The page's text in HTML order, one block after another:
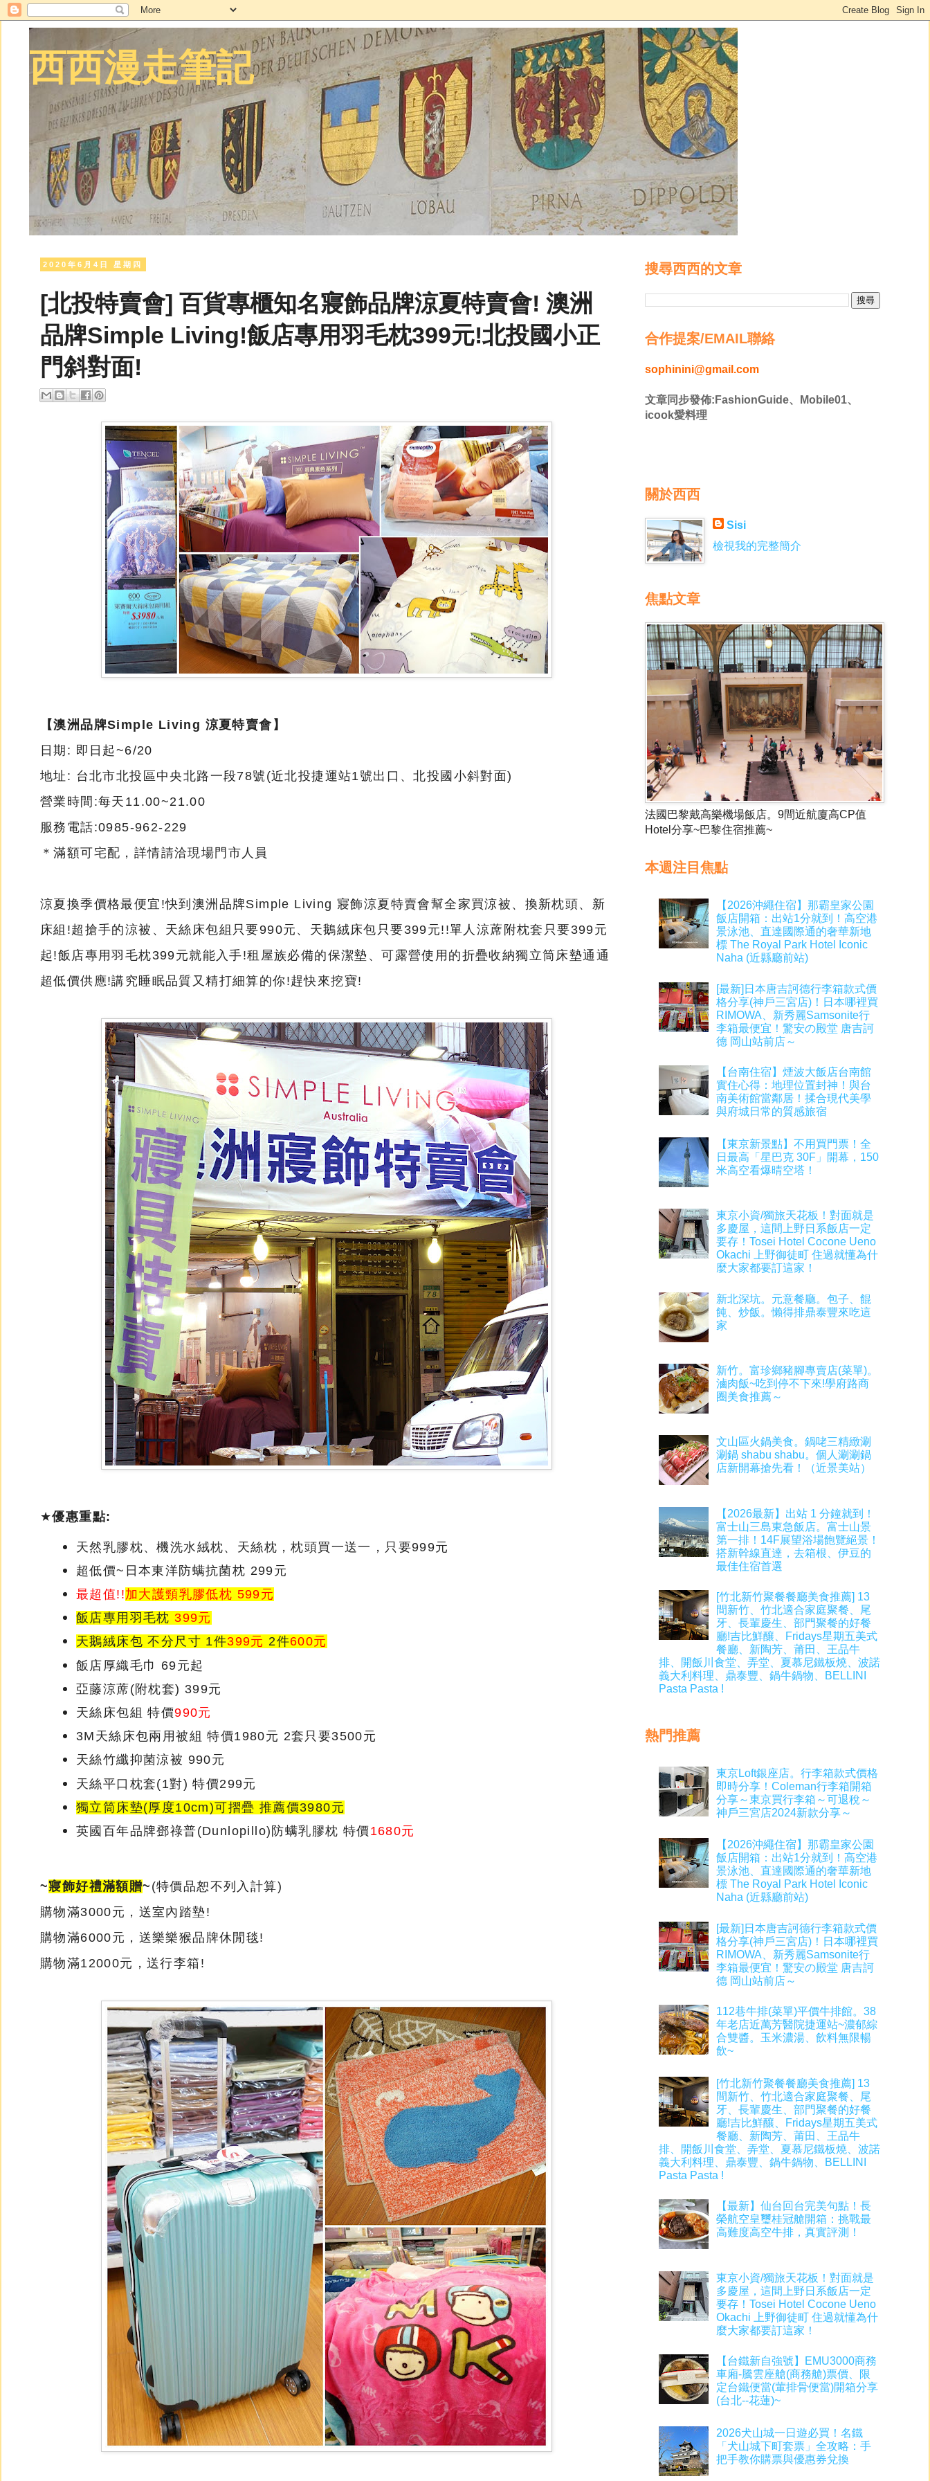
西西漫走筆記
2020年6月4日 星期四
[北投特賣會] 百貨專櫃知名寢飾品牌涼夏特賣會! 澳洲
品牌Simple Living!飯店專用羽毛枕399元!北投國小正
門斜對面!
【澳洲品牌Simple Living 涼夏特賣會】
日期: 即日起~6/20
地址: 台北市北投區中央北路一段78號(近北投捷運站1號出口、北投國小斜對面)
營業時間:每天11.00~21.00
服務電話:0985-962-229
＊滿額可宅配，詳情請洽現場門市人員
涼夏換季價格最便宜!快到澳洲品牌Simple Living 寢飾涼夏特賣會幫全家買涼被、換新枕頭、新
床組!超搶手的涼被、天絲床包組只要990元、天鵝絨床包只要399元!!單人涼蓆附枕套只要399元
起!飯店專用羽毛枕399元就能入手!租屋族必備的保潔墊、可露營使用的折疊收納獨立筒床墊通通
超低價供應!講究睡眠品質又精打細算的你!趕快來挖寶!
★優惠重點:
天然乳膠枕、機洗水絨枕、天絲枕，枕頭買一送一，只要999元
超低價~日本東洋防螨抗菌枕 299元
最超值!!加大護頸乳膠低枕 599元
飯店專用羽毛枕 399元
天鵝絨床包 不分尺寸 1件399元 2件600元
飯店厚織毛巾 69元起
亞藤涼蓆(附枕套) 399元
天絲床包組 特價990元
3M天絲床包兩用被組 特價1980元 2套只要3500元
天絲竹纖抑菌涼被 990元
天絲平口枕套(1對) 特價299元
獨立筒床墊(厚度10cm)可摺疊 推薦價3980元
英國百年品牌鄧祿普(Dunlopillo)防螨乳膠枕 特價1680元
~寢飾好禮滿額贈~ (特價品恕不列入計算)
購物滿3000元，送室內踏墊!
購物滿6000元，送樂樂猴品牌休閒毯!
購物滿12000元，送行李箱!
搜尋西西的文章
合作提案/EMAIL聯絡
sophinini@gmail.com
文章同步發佈:FashionGuide、Mobile01、
icook愛料理
關於西西
Sisi
檢視我的完整簡介
焦點文章
法國巴黎戴高樂機場飯店。9間近航廈高CP值
Hotel分享~巴黎住宿推薦~
本週注目焦點
【2026沖繩住宿】那霸皇家公園
飯店開箱：出站1分就到！高空港
景泳池、直達國際通的奢華新地
標 The Royal Park Hotel Iconic
Naha (近縣廳前站)
[最新]日本唐吉訶德行李箱款式價
格分享(神戶三宮店)！日本哪裡買
RIMOWA、新秀麗Samsonite行
李箱最便宜！驚安の殿堂 唐吉訶
德 岡山站前店～
【台南住宿】煙波大飯店台南館
實住心得：地理位置封神！與台
南美術館當鄰居！揉合現代美學
與府城日常的質感旅宿
【東京新景點】不用買門票！全
日最高「星巴克 30F」開幕，150
米高空看爆晴空塔！
東京小資/獨旅天花板！對面就是
多慶屋，這間上野日系飯店一定
要存！Tosei Hotel Cocone Ueno
Okachi 上野御徒町 住過就懂為什
麼大家都要訂這家！
新北深坑。元意餐廳。包子、餛
飩、炒飯。懶得排鼎泰豐來吃這
家
新竹。富珍鄉豬腳專賣店(菜單)。
滷肉飯~吃到停不下來!學府路商
圈美食推薦～
文山區火鍋美食。鍋咾三精緻涮
涮鍋 shabu shabu。個人涮涮鍋
店新開幕搶先看！（近景美站）
【2026最新】出站 1 分鐘就到！
富士山三島東急飯店。富士山景
第一排！14F展望浴場飽覽絕景！
搭新幹線直達，去箱根、伊豆的
最佳住宿首選
[竹北新竹聚餐餐廳美食推薦] 13
間新竹、竹北適合家庭聚餐、尾
牙、長輩慶生、部門聚餐的好餐
廳!吉比鮮釀、Fridays星期五美式
餐廳、新陶芳、莆田、王品牛
排、開飯川食堂、弄堂、夏慕尼鐵板燒、波諾
義大利料理、鼎泰豐、鍋牛鍋物、BELLINI
Pasta Pasta !
熱門推薦
東京Loft銀座店。行李箱款式價格
即時分享！Coleman行李箱開箱
分享～東京買行李箱～可退稅～
神戶三宮店2024新款分享～
【2026沖繩住宿】那霸皇家公園
飯店開箱：出站1分就到！高空港
景泳池、直達國際通的奢華新地
標 The Royal Park Hotel Iconic
Naha (近縣廳前站)
[最新]日本唐吉訶德行李箱款式價
格分享(神戶三宮店)！日本哪裡買
RIMOWA、新秀麗Samsonite行
李箱最便宜！驚安の殿堂 唐吉訶
德 岡山站前店～
112巷牛排(菜單)平價牛排館。38
年老店近萬芳醫院捷運站~濃郁綜
合雙醬。玉米濃湯、飲料無限暢
飲~
[竹北新竹聚餐餐廳美食推薦] 13
間新竹、竹北適合家庭聚餐、尾
牙、長輩慶生、部門聚餐的好餐
廳!吉比鮮釀、Fridays星期五美式
餐廳、新陶芳、莆田、王品牛
排、開飯川食堂、弄堂、夏慕尼鐵板燒、波諾
義大利料理、鼎泰豐、鍋牛鍋物、BELLINI
Pasta Pasta !
【最新】仙台回台完美句點！長
榮航空皇璽桂冠艙開箱：挑戰最
高難度高空牛排，真實評測！
東京小資/獨旅天花板！對面就是
多慶屋，這間上野日系飯店一定
要存！Tosei Hotel Cocone Ueno
Okachi 上野御徒町 住過就懂為什
麼大家都要訂這家！
【台鐵新自強號】EMU3000商務
車廂-騰雲座艙(商務艙)票價、限
定台鐵便當(葷排骨便當)開箱分享
(台北--花蓮)~
2026犬山城一日遊必買！名鐵
「犬山城下町套票」全攻略：手
把手教你購票與優惠券兌換